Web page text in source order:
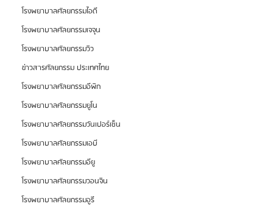
โรงพยาบาลศัลยกรรมไอดี
โรงพยาบาลศัลยกรรมเจจุน
โรงพยาบาลศัลยกรรมวิว
ข่าวสารศัลยกรรม ประเทศไทย
โรงพยาบาลศัลยกรรมอีพิก
โรงพยาบาลศัลยกรรมยูโน
โรงพยาบาลศัลยกรรมวันเปอร์เซ็น
โรงพยาบาลศัลยกรรมเอบี
โรงพยาบาลศัลยกรรมอียู
โรงพยาบาลศัลยกรรมวอนจิน
โรงพยาบาลศัลยกรรมอูรี